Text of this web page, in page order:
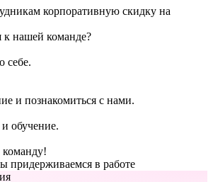
корпоративную скидку на
к нашей команде?
себе.
и познакомиться с нами.
обучение.
команду!
придерживаемся в работе